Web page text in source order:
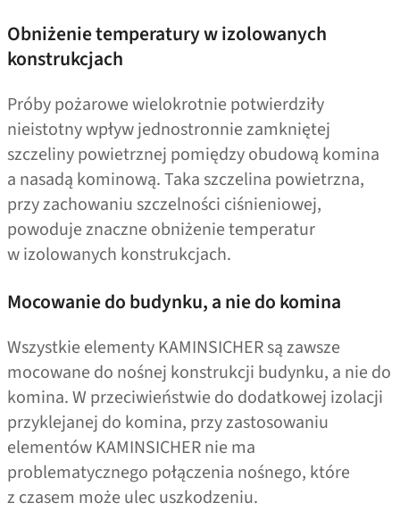
Obniżenie temperatury w izolowanych
konstrukcjach
Próby pożarowe wielokrotnie potwierdziły
nieistotny wpływ jednostronnie zamkniętej
szczeliny powietrznej pomiędzy obudową komina
a nasadą kominową. Taka szczelina powietrzna,
przy zachowaniu szczelności ciśnieniowej,
powoduje znaczne obniżenie temperatur
w izolowanych konstrukcjach.
Mocowanie do budynku, a nie do komina
Wszystkie elementy KAMINSICHER są zawsze
mocowane do nośnej konstrukcji budynku, a nie do
komina. W przeciwieństwie do dodatkowej izolacji
przyklejanej do komina, przy zastosowaniu
elementów KAMINSICHER nie ma
problematycznego połączenia nośnego, które
z czasem może ulec uszkodzeniu.